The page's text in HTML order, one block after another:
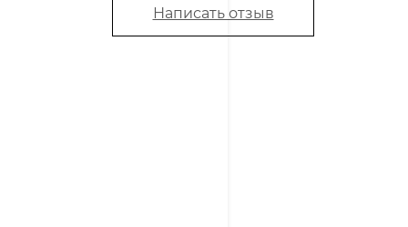
Написать отзыв